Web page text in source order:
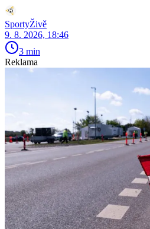
SportyŽivě
9. 8. 2026, 18:46
3 min
Reklama